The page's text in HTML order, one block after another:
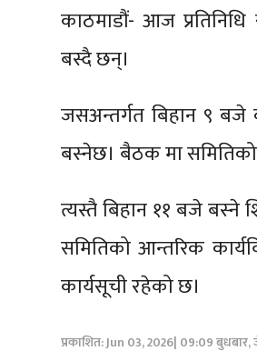
काठमाडौं- आज
बस्दै छन्।
जसअन्तर्गत बिहान ९
बस्नेछ। बैठक मा समितिको
त्यस्तै बिहान ११ बजे बस्ने
समितिको आन्तरिक
कार्यसूची रहेको छ।
प्रकाशित: Jun 03, 2026| 09:09